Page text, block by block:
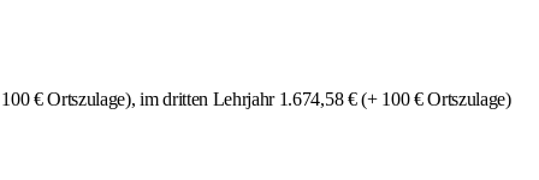
€ Ortszulage), im dritten Lehrjahr 1.674,58 € (+ 100 € Ortszulage)